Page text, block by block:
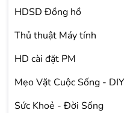
HDSD Đồng hồ
Thủ thuật Máy tính
HD cài đặt PM
Mẹo Vặt Cuộc Sống - DIY
Sức Khoẻ - Đời Sống